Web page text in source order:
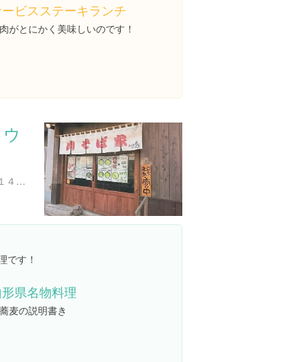
ビスステーキランチ
がとにかく美味しいのです！
東京都新宿区西新宿４丁目１４-２
県名物料理
麦の説明書き